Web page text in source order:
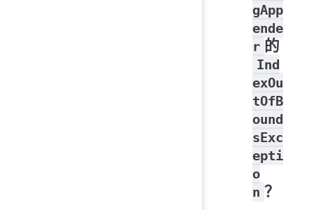
gApp
ende
r 的
Ind
exOu
tOfB
ound
sExc
epti
o
n ？